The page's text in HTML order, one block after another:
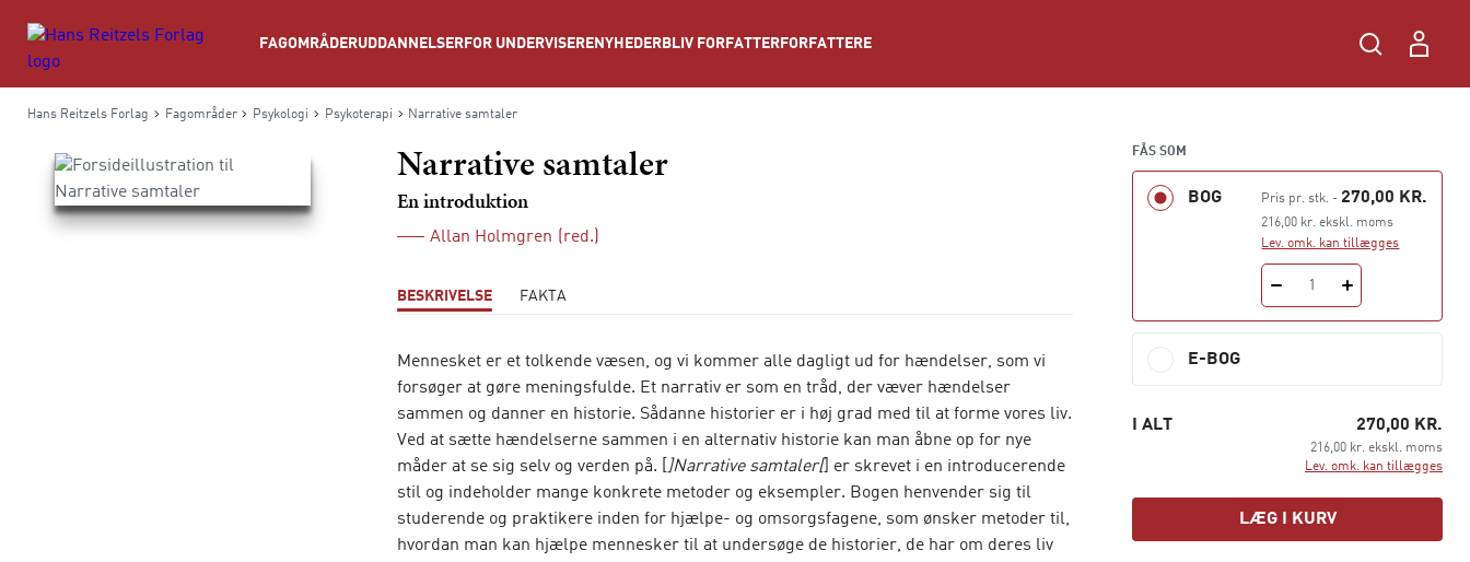
FAGOMRÅDERUDDANNELSER FOR UNDERVISERE NYHEDER BLIV FORFATTER FORFATTERE
Hans Reitzels Forlag Fagområder Psykologi Psykoterapi Narrative samtaler
Narrative samtaler
En introduktion
Allan Holmgren (red.)
BESKRIVELSE FAKTA
Mennesket er et tolkende væsen, og vi kommer alle dagligt ud for hændelser, som vi
forsøger at gøre meningsfulde. Et narrativ er som en tråd, der væver hændelser
sammen og danner en historie. Sådanne historier er i høj grad med til at forme vores liv.
Ved at sætte hændelserne sammen i en alternativ historie kan man åbne op for nye
måder at se sig selv og verden på. [
]Narrative samtaler[ ] er skrevet i en introducerende
stil og indeholder mange konkrete metoder og eksempler. Bogen henvender sig til
studerende og praktikere inden for hjælpe- og omsorgsfagene, som ønsker metoder til,
hvordan man kan hjælpe mennesker til at undersøge de historier, de har om deres liv
FÅS SOM
BOG Pris pr. stk. - 270,00 KR.
216,00 kr. ekskl. moms
Lev. omk. kan tillægges
1
E-BOG
I ALT 270,00 KR.
216,00 kr. ekskl. moms
Lev. omk. kan tillægges
LÆG I KURV